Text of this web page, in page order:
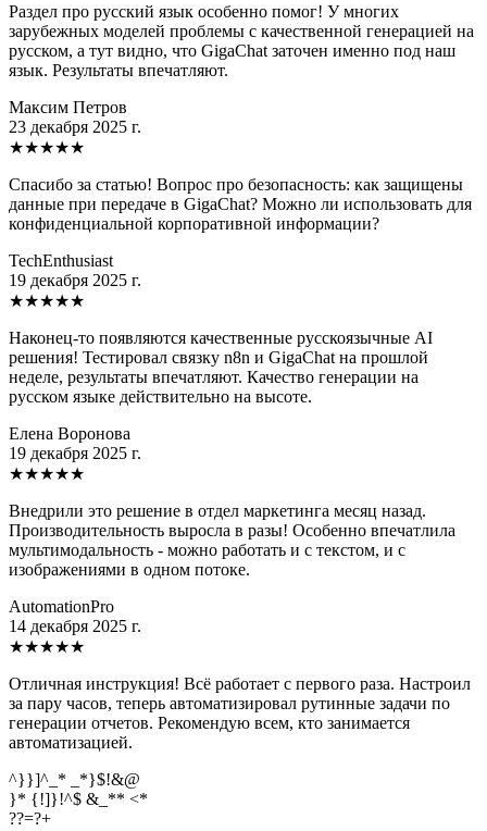
Раздел про русский язык особенно помог! У многих
зарубежных моделей проблемы с качественной генерацией на
русском, а тут видно, что GigaChat заточен именно под наш
язык. Результаты впечатляют.
Максим Петров
23 декабря 2025 г.
★★★★★
Спасибо за статью! Вопрос про безопасность: как защищены
данные при передаче в GigaChat? Можно ли использовать для
конфиденциальной корпоративной информации?
TechEnthusiast
19 декабря 2025 г.
★★★★★
Наконец-то появляются качественные русскоязычные AI
решения! Тестировал связку n8n и GigaChat на прошлой
неделе, результаты впечатляют. Качество генерации на
русском языке действительно на высоте.
Елена Воронова
19 декабря 2025 г.
★★★★★
Внедрили это решение в отдел маркетинга месяц назад.
Производительность выросла в разы! Особенно впечатлила
мультимодальность - можно работать и с текстом, и с
изображениями в одном потоке.
AutomationPro
14 декабря 2025 г.
★★★★★
Отличная инструкция! Всё работает с первого раза. Настроил
за пару часов, теперь автоматизировал рутинные задачи по
генерации отчетов. Рекомендую всем, кто занимается
автоматизацией.
^}}]^_* _*}$!&@
}* {!]}!^$ &_** <*
??=?+